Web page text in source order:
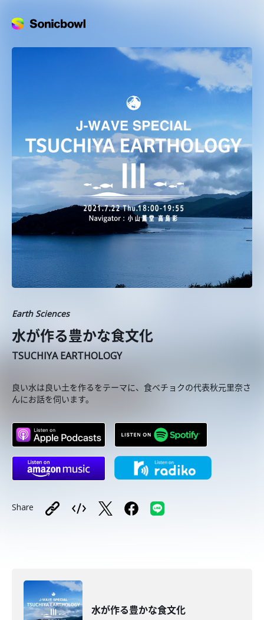
Earth Sciences
水が作る豊かな食文化
TSUCHIYA EARTHOLOGY
良い水は良い土を作るをテーマに、食べチョクの代表秋元里奈さ
んにお話を伺います。
Share
水が作る豊かな食文化